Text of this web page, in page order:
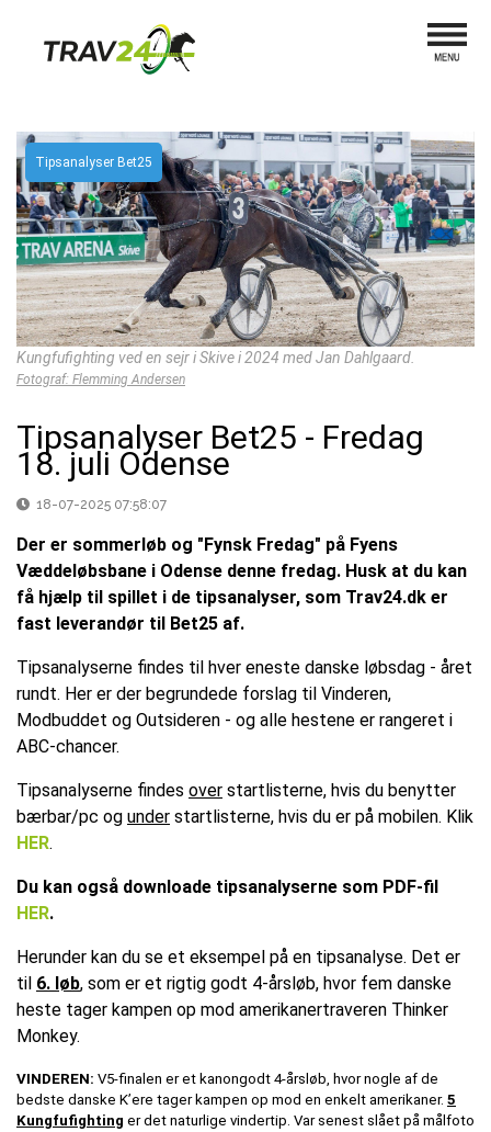
Tipsanalyser Bet25
Kungfufighting ved en sejr i Skive i 2024 med Jan Dahlgaard.
Fotograf: Flemming Andersen
Tipsanalyser Bet25 - Fredag
18. juli Odense
18-07-2025 07:58:07
Der er sommerløb og "Fynsk Fredag" på Fyens
Væddeløbsbane i Odense denne fredag. Husk at du kan
få hjælp til spillet i de tipsanalyser, som Trav24.dk er
fast leverandør til Bet25 af.
Tipsanalyserne findes til hver eneste danske løbsdag - året
rundt. Her er der begrundede forslag til Vinderen,
Modbuddet og Outsideren - og alle hestene er rangeret i
ABC-chancer.
Tipsanalyserne findes over startlisterne, hvis du benytter
bærbar/pc og under startlisterne, hvis du er på mobilen. Klik
HER.
Du kan også downloade tipsanalyserne som PDF-fil
HER.
Herunder kan du se et eksempel på en tipsanalyse. Det er
til 6. løb, som er et rigtig godt 4-årsløb, hvor fem danske
heste tager kampen op mod amerikanertraveren Thinker
Monkey.
VINDEREN: V5-finalen er et kanongodt 4-årsløb, hvor nogle af de
bedste danske K’ere tager kampen op mod en enkelt amerikaner. 5
Kungfufighting er det naturlige vindertip. Var senest slået på målfoto